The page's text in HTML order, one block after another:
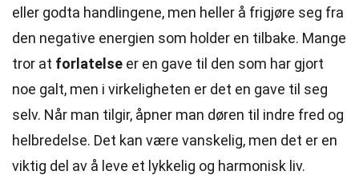
eller godta handlingene, men heller å frigjøre seg fra
den negative energien som holder en tilbake. Mange
tror at forlatelse er en gave til den som har gjort
noe galt, men i virkeligheten er det en gave til seg
selv. Når man tilgir, åpner man døren til indre fred og
helbredelse. Det kan være vanskelig, men det er en
viktig del av å leve et lykkelig og harmonisk liv.